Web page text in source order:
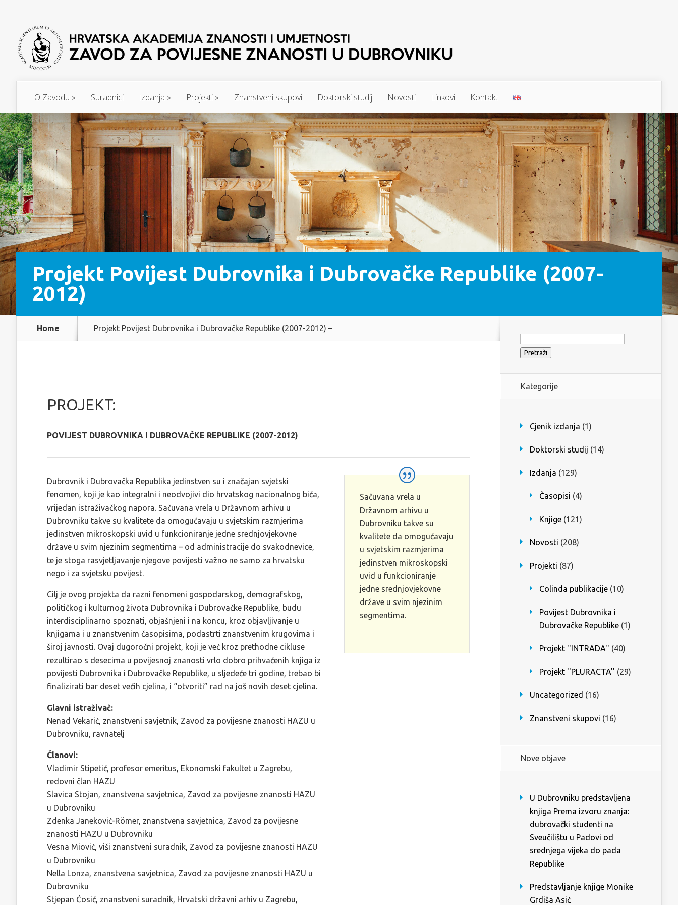
O Zavodu » Suradnici Izdanja » Projekti » Znanstveni skupovi Doktorski studij Novosti Linkovi Kontakt
Projekt Povijest Dubrovnika i Dubrovačke Republike (2007-
2012)
Home Projekt Povijest Dubrovnika i Dubrovačke Republike (2007-2012) –
PROJEKT:
POVIJEST DUBROVNIKA I DUBROVAČKE REPUBLIKE (2007-2012)
Dubrovnik i Dubrovačka Republika jedinstven su i značajan svjetski
fenomen, koji je kao integralni i neodvojivi dio hrvatskog nacionalnog bića,
vrijedan istraživačkog napora. Sačuvana vrela u Državnom arhivu u
Dubrovniku takve su kvalitete da omogućavaju u svjetskim razmjerima
jedinstven mikroskopski uvid u funkcioniranje jedne srednjovjekovne
države u svim njezinim segmentima – od administracije do svakodnevice,
te je stoga rasvjetljavanje njegove povijesti važno ne samo za hrvatsku
nego i za svjetsku povijest.
Cilj je ovog projekta da razni fenomeni gospodarskog, demografskog,
političkog i kulturnog života Dubrovnika i Dubrovačke Republike, budu
interdisciplinarno spoznati, objašnjeni i na koncu, kroz objavljivanje u
knjigama i u znanstvenim časopisima, podastrti znanstvenim krugovima i
široj javnosti. Ovaj dugoročni projekt, koji je već kroz prethodne cikluse
rezultirao s desecima u povijesnoj znanosti vrlo dobro prihvaćenih knjiga iz
povijesti Dubrovnika i Dubrovačke Republike, u sljedeće tri godine, trebao bi
finalizirati bar deset većih cjelina, i “otvoriti” rad na još novih deset cjelina.
Glavni istraživač:
Nenad Vekarić, znanstveni savjetnik, Zavod za povijesne znanosti HAZU u
Dubrovniku, ravnatelj
Članovi:
Vladimir Stipetić, profesor emeritus, Ekonomski fakultet u Zagrebu,
redovni član HAZU
Slavica Stojan, znanstvena savjetnica, Zavod za povijesne znanosti HAZU
u Dubrovniku
Zdenka Janeković-Römer, znanstvena savjetnica, Zavod za povijesne
znanosti HAZU u Dubrovniku
Vesna Miović, viši znanstveni suradnik, Zavod za povijesne znanosti HAZU
u Dubrovniku
Nella Lonza, znanstvena savjetnica, Zavod za povijesne znanosti HAZU u
Dubrovniku
Stjepan Ćosić, znanstveni suradnik, Hrvatski državni arhiv u Zagrebu,
Sačuvana vrela u
Državnom arhivu u
Dubrovniku takve su
kvalitete da omogućavaju
u svjetskim razmjerima
jedinstven mikroskopski
uvid u funkcioniranje
jedne srednjovjekovne
države u svim njezinim
segmentima.
Pretraži:
Kategorije
Cjenik izdanja (1)
Doktorski studij (14)
Izdanja (129)
Časopisi (4)
Knjige (121)
Novosti (208)
Projekti (87)
Colinda publikacije (10)
Povijest Dubrovnika i
Dubrovačke Republike (1)
Projekt ''INTRADA'' (40)
Projekt ''PLURACTA'' (29)
Uncategorized (16)
Znanstveni skupovi (16)
Nove objave
U Dubrovniku predstavljena
knjiga Prema izvoru znanja:
dubrovački studenti na
Sveučilištu u Padovi od
srednjega vijeka do pada
Republike
Predstavljanje knjige Monike
Grdiša Asić